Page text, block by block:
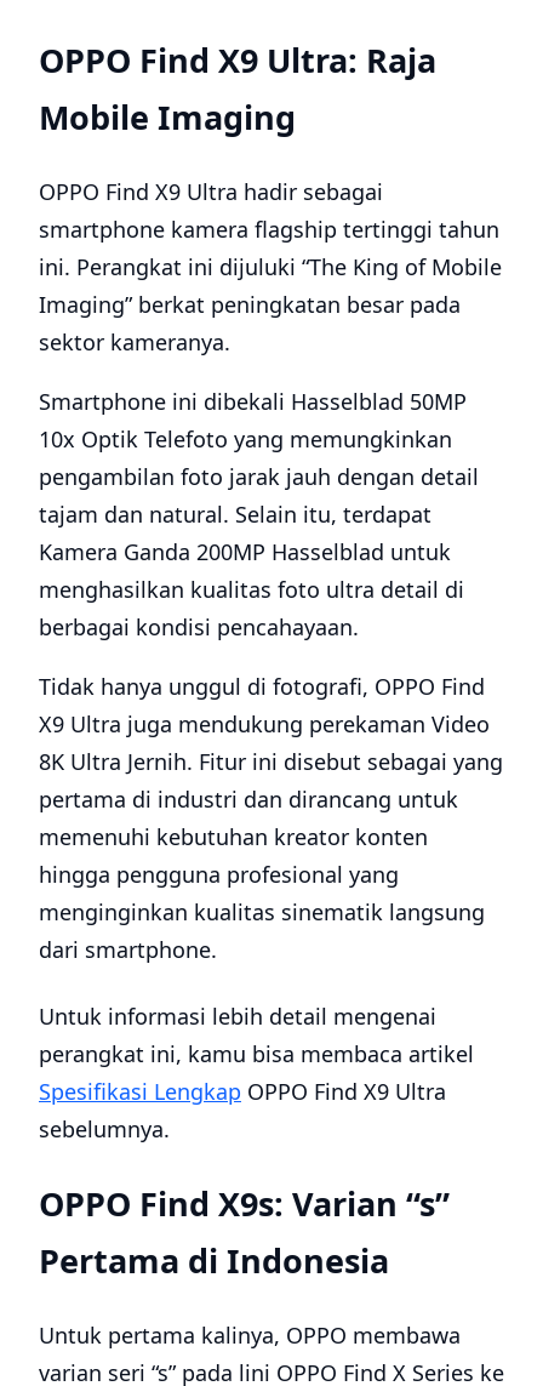
OPPO Find X9 Ultra: Raja
Mobile Imaging
OPPO Find X9 Ultra hadir sebagai
smartphone kamera flagship tertinggi tahun
ini. Perangkat ini dijuluki “The King of Mobile
Imaging” berkat peningkatan besar pada
sektor kameranya.
Smartphone ini dibekali Hasselblad 50MP
10x Optik Telefoto yang memungkinkan
pengambilan foto jarak jauh dengan detail
tajam dan natural. Selain itu, terdapat
Kamera Ganda 200MP Hasselblad untuk
menghasilkan kualitas foto ultra detail di
berbagai kondisi pencahayaan.
Tidak hanya unggul di fotografi, OPPO Find
X9 Ultra juga mendukung perekaman Video
8K Ultra Jernih. Fitur ini disebut sebagai yang
pertama di industri dan dirancang untuk
memenuhi kebutuhan kreator konten
hingga pengguna profesional yang
menginginkan kualitas sinematik langsung
dari smartphone.
Untuk informasi lebih detail mengenai
perangkat ini, kamu bisa membaca artikel
Spesifikasi Lengkap OPPO Find X9 Ultra
sebelumnya.
OPPO Find X9s: Varian “s”
Pertama di Indonesia
Untuk pertama kalinya, OPPO membawa
varian seri “s” pada lini OPPO Find X Series ke